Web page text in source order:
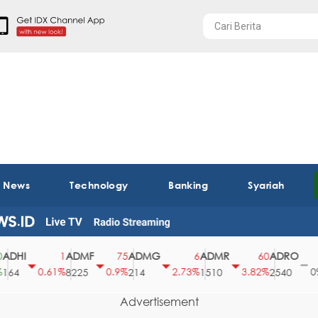
Technology Banking Syariah
0.61%
ADMF
8225
0.9%
ADMG
214
2.73%
ADMR
1510
3.82%
ADRO
2540
Advertisement